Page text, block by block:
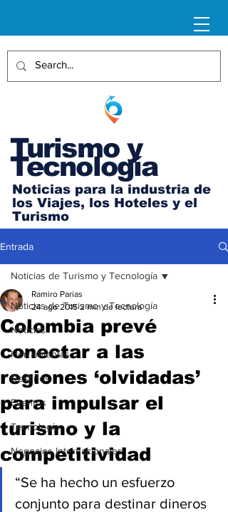
Turismo y
Tecnología
Noticias para la industria de
los Viajes, los Hoteles y el
Turismo
Entrada
Noticias de Turismo y Tecnología
Noticias
Herramientas
Destinos
Eventos
Tecnología
Negocios Internacionales
Noticias de Turismo y Tecnología
Colombia prevé
conectar a las
regiones ‘olvidadas’
para impulsar el
turismo y la
competitividad
Ramiro Parias
24 ago 2015 2 min de lectura
“Se ha hecho un esfuerzo
conjunto para destinar dineros